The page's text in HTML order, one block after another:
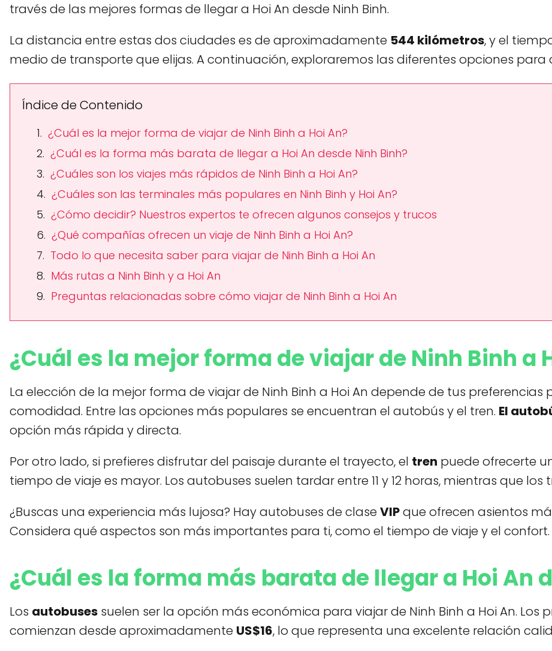
través de las mejores formas de llegar a Hoi An desde Ninh Binh.
La distancia entre estas dos ciudades es de aproximadamente 544 kilómetros, y el
medio de transporte que elijas. A continuación, exploraremos las diferentes opciones
Índice de Contenido
¿Cuál es la mejor forma de viajar de Ninh Binh a Hoi An?
¿Cuál es la forma más barata de llegar a Hoi An desde Ninh Binh?
¿Cuáles son los viajes más rápidos de Ninh Binh a Hoi An?
¿Cuáles son las terminales más populares en Ninh Binh y Hoi An?
¿Cómo decidir? Nuestros expertos te ofrecen algunos consejos y trucos
¿Qué compañías ofrecen un viaje de Ninh Binh a Hoi An?
Todo lo que necesita saber para viajar de Ninh Binh a Hoi An
Más rutas a Ninh Binh y a Hoi An
Preguntas relacionadas sobre cómo viajar de Ninh Binh a Hoi An
¿Cuál es la mejor forma de viajar de Ninh Binh a
La elección de la mejor forma de viajar de Ninh Binh a Hoi An depende de tus
comodidad. Entre las opciones más populares se encuentran el autobús y el tren. El
opción más rápida y directa.
Por otro lado, si prefieres disfrutar del paisaje durante el trayecto, el tren puede ofrecerte
tiempo de viaje es mayor. Los autobuses suelen tardar entre 11 y 12 horas, mientras que
¿Buscas una experiencia más lujosa? Hay autobuses de clase VIPque ofrecen asientos
Considera qué aspectos son más importantes para ti, como el tiempo de viaje y el confort.
¿Cuál es la forma más barata de llegar a Hoi An
Los autobuses suelen ser la opción más económica para viajar de Ninh Binh a Hoi An. Los
comienzan desde aproximadamente US$16, lo que representa una excelente relación